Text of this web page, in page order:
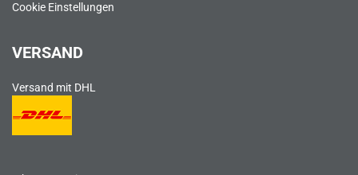
Cookie Einstellungen
VERSAND
Versand mit DHL